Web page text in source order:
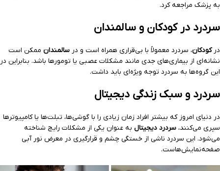
به پزشک مراجعه کرد.
سردرد در کودکان و سالمندان
درکودکان، سردرد معمولاً با بی‌قراری همراه است و در سالمندان ممکن است
نشانه‌ای از بیماری‌های جدی مانند مشکلات عصبی یا تومورها باشد. بنابراین در
این گروه‌ها به سردرد توجه ویژه‌ای باید داشت.
سردرد و سبک زندگی دیجیتال
در دنیای امروز که بیشتر افراد زمان زیادی را با گوشی‌ها، تبلت‌ها یا کامپیوترها
سپری می‌کنند، سردرد دیجیتال به عنوان یکی از مشکلات رایج شناخته
می‌شود. این سردرد ناشی از خستگی چشم و قرارگیری در معرض نور آبی
صفحه‌نمایش‌هاست.